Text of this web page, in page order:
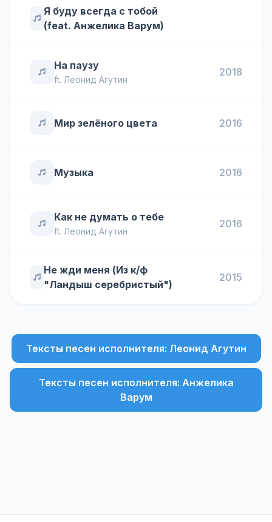
Я буду всегда с тобой
(feat. Анжелика Варум)
На паузу
ft. Леонид Агутин
2018
Мир зелёного цвета 2016
Музыка 2016
Как не думать о тебе
ft. Леонид Агутин
2016
Не жди меня (Из к/ф
"Ландыш серебристый")
2015
Тексты песен исполнителя: Леонид Агутин
Тексты песен исполнителя: Анжелика
Варум